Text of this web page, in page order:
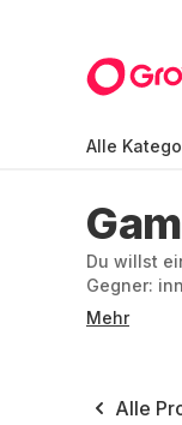
Alle
Du willst
Gegner:
die ist oft
Mehr
Alle